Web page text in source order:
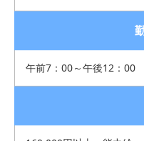
午前7：00～午後12：00